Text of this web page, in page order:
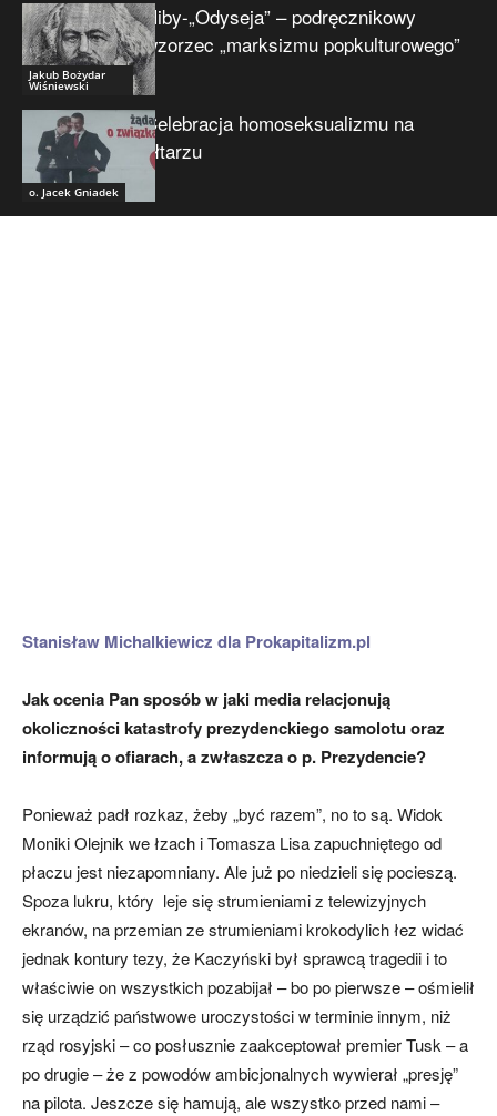
Jakub Bożydar
Wiśniewski
Niby-„Odyseja” – podręcznikowy
wzorzec „marksizmu popkulturowego”
o. Jacek Gniadek
Celebracja homoseksualizmu na
ołtarzu
Stanisław Michalkiewicz dla Prokapitalizm.pl
Jak ocenia Pan sposób w jaki media relacjonują
okoliczności katastrofy prezydenckiego samolotu oraz
informują o ofiarach, a zwłaszcza o p. Prezydencie?
Ponieważ padł rozkaz, żeby „być razem”, no to są. Widok
Moniki Olejnik we łzach i Tomasza Lisa zapuchniętego od
płaczu jest niezapomniany. Ale już po niedzieli się pocieszą.
Spoza lukru, który leje się strumieniami z telewizyjnych
ekranów, na przemian ze strumieniami krokodylich łez widać
jednak kontury tezy, że Kaczyński był sprawcą tragedii i to
właściwie on wszystkich pozabijał – bo po pierwsze – ośmielił
się urządzić państwowe uroczystości w terminie innym, niż
rząd rosyjski – co posłusznie zaakceptował premier Tusk – a
po drugie – że z powodów ambicjonalnych wywierał „presję”
na pilota. Jeszcze się hamują, ale wszystko przed nami –